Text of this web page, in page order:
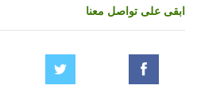
ابقى على تواصل معنا